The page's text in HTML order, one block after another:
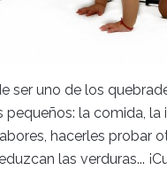
ser uno de los
pequeños: la comida,
hacerles probar
las verduras...